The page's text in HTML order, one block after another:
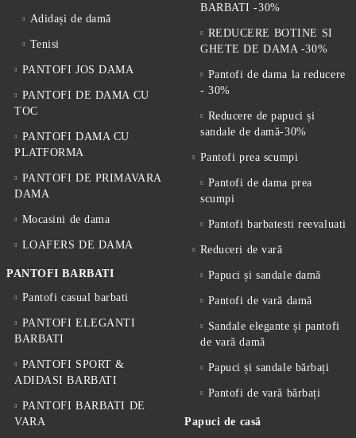
Adidași de damă
Tenisi
PANTOFI JOS DAMA
PANTOFI DE DAMA CU
TOC
PANTOFI DAMA CU
PLATFORMA
PANTOFI DE PRIMAVARA
DAMA
Mocasini de dama
LOAFERS DE DAMA
PANTOFI BARBATI
Pantofi casual barbati
PANTOFI ELEGANTI
BARBATI
PANTOFI SPORT &
ADIDASI BARBATI
PANTOFI BARBATI DE
VARA
BARBATI -30%
REDUCERE BOTINE SI
GHETE DE DAMA -30%
Pantofi de dama la reducere
- 30%
Reducere de papuci și
sandale de damă-30%
Pantofi prea scumpi
Pantofi de dama prea
scumpi
Pantofi barbatesti reevaluati
Reduceri de vară
Papuci și sandale damă
Pantofi de vară damă
Sandale elegante și pantofi
de vară damă
Papuci și sandale bărbați
Pantofi de vară bărbați
Papuci de casă